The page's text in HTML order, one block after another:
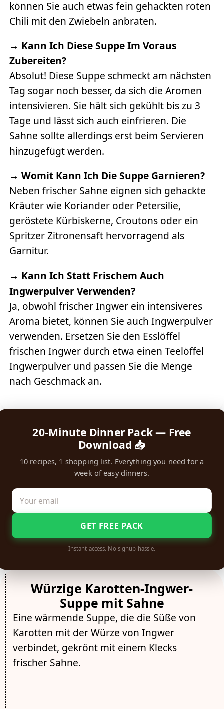
können Sie auch etwas fein gehackten roten
Chili mit den Zwiebeln anbraten.
→ Kann Ich Diese Suppe Im Voraus
Zubereiten?
Absolut! Diese Suppe schmeckt am nächsten
Tag sogar noch besser, da sich die Aromen
intensivieren. Sie hält sich gekühlt bis zu 3
Tage und lässt sich auch einfrieren. Die
Sahne sollte allerdings erst beim Servieren
hinzugefügt werden.
→Womit Kann Ich Die Suppe Garnieren?
Neben frischer Sahne eignen sich gehackte
Kräuter wie Koriander oder Petersilie,
geröstete Kürbiskerne, Croutons oder ein
Spritzer Zitronensaft hervorragend als
Garnitur.
→ Kann Ich Statt Frischem Auch
Ingwerpulver Verwenden?
Ja, obwohl frischer Ingwer ein intensiveres
Aroma bietet, können Sie auch Ingwerpulver
verwenden. Ersetzen Sie den Esslöffel
frischen Ingwer durch etwa einen Teelöffel
Ingwerpulver und passen Sie die Menge
nach Geschmack an.
20-Minute Dinner Pack — Free
Download 📥
10 recipes, 1 shopping list. Everything you need for a
week of easy dinners.
GET FREE PACK
Instant access. No signup hassle.
Würzige Karotten-Ingwer-
Suppe mit Sahne
Eine wärmende Suppe, die die Süße von
Karotten mit der Würze von Ingwer
verbindet, gekrönt mit einem Klecks
frischer Sahne.